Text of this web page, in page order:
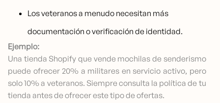
Los veteranos a menudo necesitan más
documentación o verificación de identidad.
Ejemplo:
Una tienda Shopify que vende mochilas de senderismo
puede ofrecer 20% a militares en servicio activo, pero
solo 10% a veteranos. Siempre consulta la política de tu
tienda antes de ofrecer este tipo de ofertas.